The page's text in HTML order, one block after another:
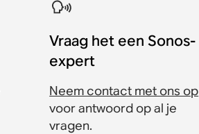
Vraag het een Sonos-
expert
Neem contact met ons op
voor antwoord op al je
vragen.